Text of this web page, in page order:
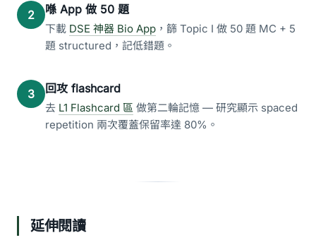
2 喺 App 做 50 題
下載 DSE 神器 Bio App ，篩 Topic I 做 50 題 MC + 5
題 structured，記低錯題。
3 回攻 flashcard
去 L1 Flashcard 區 做第二輪記憶 — 研究顯示 spaced
repetition 兩次覆蓋保留率達 80%。
延伸閱讀